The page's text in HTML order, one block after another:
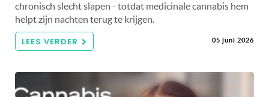
chronisch slecht slapen - totdat medicinale cannabis hem
helpt zijn nachten terug te krijgen.
LEES VERDER 05 juni 2026